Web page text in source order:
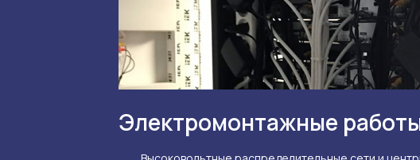
Электромонтажные